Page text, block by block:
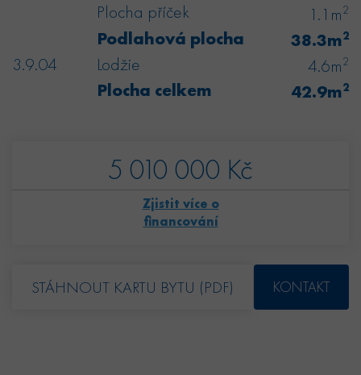
Plocha příček 1.1m2
Podlahová plocha 38.3m2
3.9.04 Lodžie 4.6m2
Plocha celkem 42.9m2
5 010 000 Kč
Zjistit více o
financování
STÁHNOUT KARTU BYTU (PDF) KONTAKT